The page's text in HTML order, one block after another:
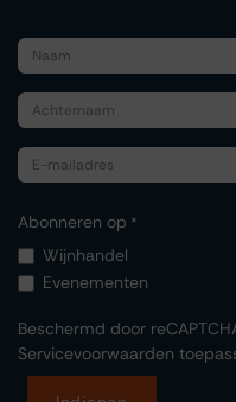
Abonneren op *
Wijnhandel
Evenementen
Beschermd door
Servicevoorwaarden